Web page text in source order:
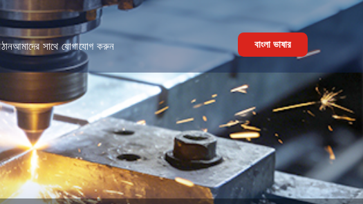
আমাদের সাথে যোগাযোগ করুন বাংলা ভাষার